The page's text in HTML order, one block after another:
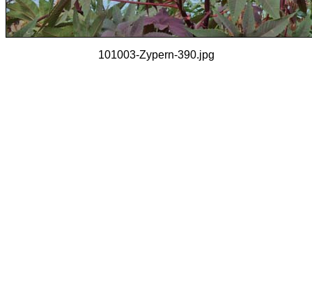
101003-Zypern-390.jpg